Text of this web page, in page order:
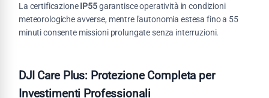
La certificazioneIP55garantisce operatività in condizioni
meteorologiche avverse, mentre l'autonomia estesa fino a 55
minuti consente missioni prolungate senza interruzioni.
DJI Care Plus: Protezione Completa per
Investimenti Professionali